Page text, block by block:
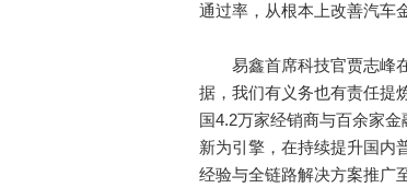
通过率，从根本上改善汽车
易鑫首席科技官贾志峰在
据，我们有义务也有责任提
国4.2万家经销商与百余家
新为引擎，在持续提升国内
经验与全链路解决方案推广